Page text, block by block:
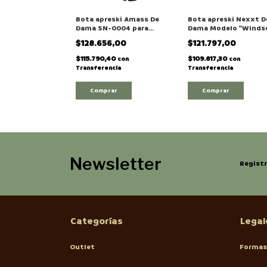
Bota apreski Amass De
Dama SN-0004 para
nieve / montaña
$128.656,00
$115.790,40 con
Transferencia
Comprar
Bota apreski Nexxt
Dama Modelo
para nieve / montaña
$121.797,00
$109.617,30 con
Transferencia
Comprar
Newsletter
Categorías
Outlet